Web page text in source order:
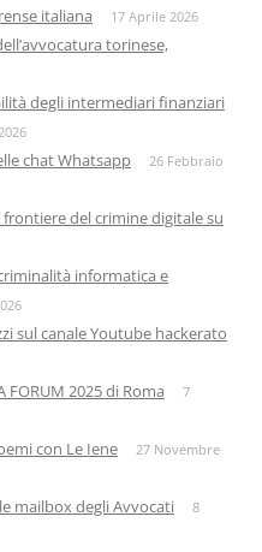
italiana 17 Aprile 2026
torinese,
degli intermediari finanziari
chat Whatsapp
26 Febbraio
del crimine digitale su
informatica e
sul canale Youtube hackerato
2025 di Roma
7
con Le Iene
27 Novembre
mailbox degli Avvocati
8